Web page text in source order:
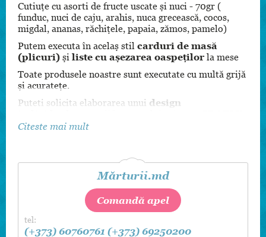
Cutiuțe cu asorti de fructe uscate și nuci - 70gr (
funduc, nuci de caju, arahis, nuca grecească, cocos,
migdal, ananas, răchițele, papaia, zămos, pamelo)
Putem executa în acelaș stil carduri de masă
(plicuri) și liste cu așezarea oaspeților la mese
Toate produsele noastre sunt executate cu multă grijă
și acuratețe.
Puteti solicita elaborarea unui design
Mai multe detalii și alte modele găsiți pe siteul
Citeste mai mult
Mărturii.md
Comandă apel
tel:
(+373) 60760761 (+373) 69250200